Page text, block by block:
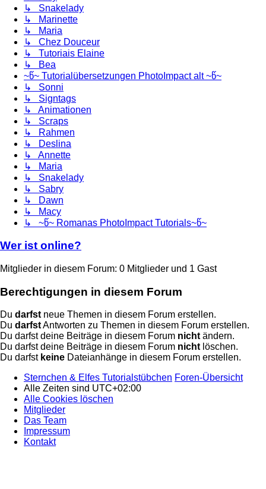
↳ Snakelady
↳ Marinette
↳ Maria
↳ Chez Douceur
↳ Tutoriais Elaine
↳ Bea
~წ~ Tutorialübersetzungen PhotoImpact alt ~წ~
↳ Sonni
↳ Signtags
↳ Animationen
↳ Scraps
↳ Rahmen
↳ Deslina
↳ Annette
↳ Maria
↳ Snakelady
↳ Sabry
↳ Dawn
↳ Macy
↳ ~წ~ Romanas PhotoImpact Tutorials~წ~
Wer ist online?
Mitglieder in diesem Forum: 0 Mitglieder und 1 Gast
Berechtigungen in diesem Forum
Du darfstneue Themen in diesem Forum erstellen.
Du darfstAntworten zu Themen in diesem Forum erstellen.
Du darfst deine Beiträge in diesem Forum nichtändern.
Du darfst deine Beiträge in diesem Forum nichtlöschen.
Du darfst keine Dateianhänge in diesem Forum erstellen.
Sternchen & Elfes Tutorialstübchen Foren-Übersicht
Alle Zeiten sind UTC+02:00
Alle Cookies löschen
Mitglieder
Das Team
Impressum
Kontakt